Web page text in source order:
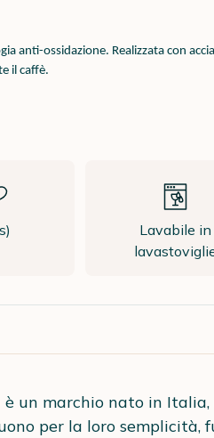
anti-ossidazione. Realizzata con
il caffè.
Lavabile in
è un marchio nato in
per la loro semplicità,